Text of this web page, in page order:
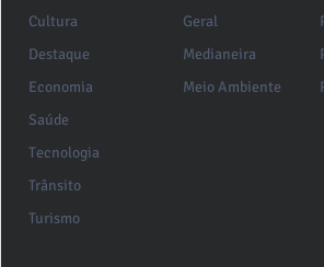
Cultura
Destaque
Economia
Geral
Medianeira
Meio Ambiente
Saúde
Tecnologia
Trânsito
Turismo